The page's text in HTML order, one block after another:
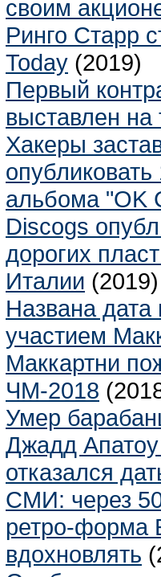
своим
Ринго Старр
Today (2019)
Первый
выставлен на
Хакеры
альбома "OK
Discogs
дорогих
Италии (2019)
Названа
участием
Маккартни
ЧМ-2018
Умер
Джадд
отказался
СМИ: через
ретро-форма
вдохновлять